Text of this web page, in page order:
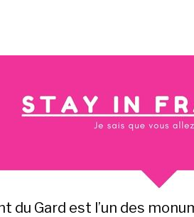
du Gard est l’un des